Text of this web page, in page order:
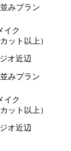
並みプラン
イク
ット以上）
オ近辺
並みプラン
イク
ット以上）
オ近辺